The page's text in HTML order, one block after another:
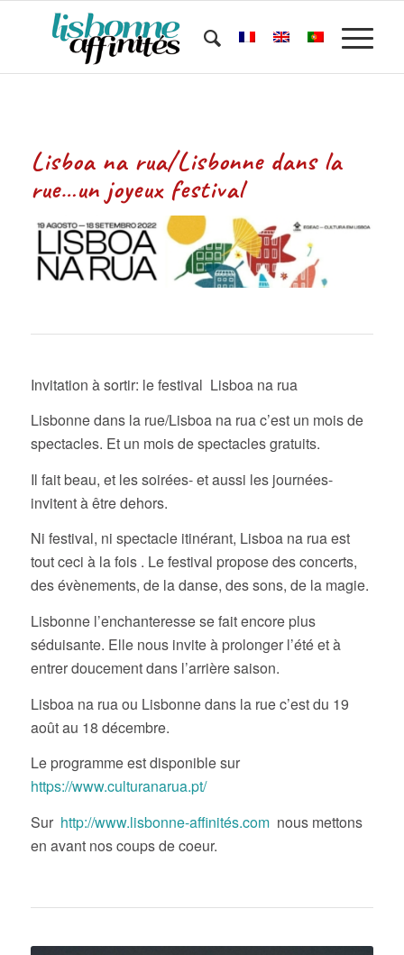
Lisboa na rua/Lisbonne dans la
rue…un joyeux festival
Invitation à sortir: le festival Lisboa na rua
Lisbonne dans la rue/Lisboa na rua c’est un mois de
spectacles. Et un mois de spectacles gratuits.
Il fait beau, et les soirées- et aussi les journées-
invitent à être dehors.
Ni festival, ni spectacle itinérant, Lisboa na rua est
tout ceci à la fois . Le festival propose des concerts,
des évènements, de la danse, des sons, de la magie.
Lisbonne l’enchanteresse se fait encore plus
séduisante. Elle nous invite à prolonger l’été et à
entrer doucement dans l’arrière saison.
Lisboa na rua ou Lisbonne dans la rue c’est du 19
août au 18 décembre.
Le programme est disponible sur
https://www.culturanarua.pt/
Sur http://www.lisbonne-affinités.comnous mettons
en avant nos coups de coeur.